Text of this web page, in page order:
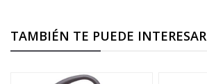
TAMBIÉN TE PUEDE INTERESAR